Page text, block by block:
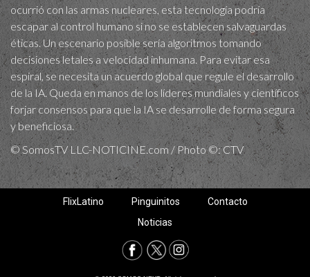
ocurrió con las armas nucleares, esta tecnología podría
escapar al control humano si no se establecen salvaguardas
éticas. Un escenario posible sería algoritmos tomando
decisiones letales a velocidad inhumana. Para evitar esa
espiral, se necesita un acuerdo global que regule el desarrollo
de la IA. Queda en manos de los líderes mundiales y científicos
forjar consensos para que la IA se desarrolle de forma segura
y beneficiosa.
© SomosTV LLC-NOTICINE.com / Photo ©: CTV
FlixLatino Pinguinitos
Contacto
Noticias